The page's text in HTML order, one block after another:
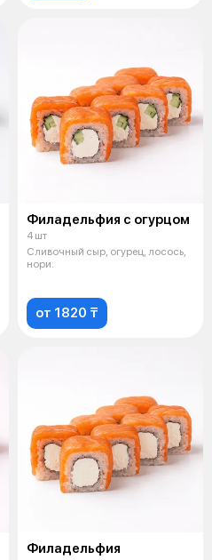
Филадельфия с огурцом
4 шт
Сливочный сыр, огурец, лосось,
нори.
от 1820 ₸
Филадельфия